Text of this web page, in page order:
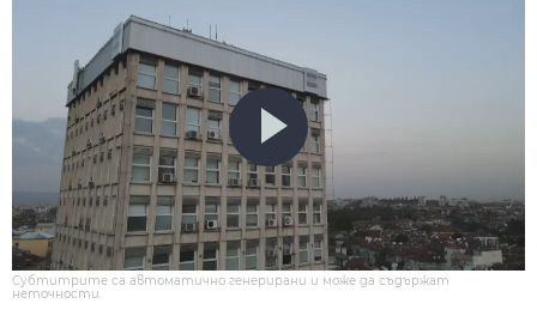
Субтитрите са автоматично генерирани и може да съдържат
неточности.